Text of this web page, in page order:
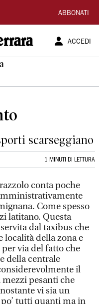
ABBONATI
ACCEDI
scarseggiano
1 MINUTI DI LETTURA
conta poche
Come spesso
latitano. Questa
dal taxibus che
località della zona e
via del fatto che
della centrale
il
pesanti che
vi sia un
tutti quanti ma in